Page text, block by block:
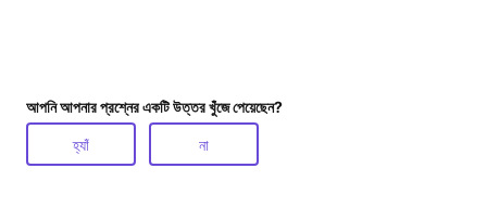
আপনি আপনার প্রশ্নের একটি উত্তর খুঁজে পেয়েছেন?
হ্যাঁ না